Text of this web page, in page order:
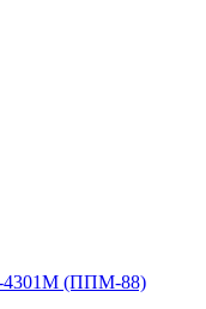
4301М (ППМ-88)